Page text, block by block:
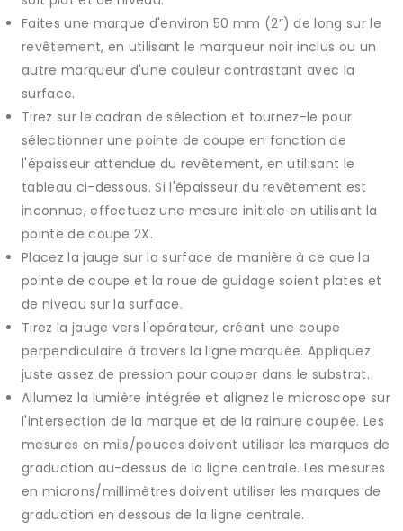
Faites une marque d'environ 50 mm (2”) de long sur le
revêtement, en utilisant le marqueur noir inclus ou un
autre marqueur d'une couleur contrastant avec la
surface.
Tirez sur le cadran de sélection et tournez-le pour
sélectionner une pointe de coupe en fonction de
l'épaisseur attendue du revêtement, en utilisant le
tableau ci-dessous. Si l'épaisseur du revêtement est
inconnue, effectuez une mesure initiale en utilisant la
pointe de coupe 2X.
Placez la jauge sur la surface de manière à ce que la
pointe de coupe et la roue de guidage soient plates et
de niveau sur la surface.
Tirez la jauge vers l'opérateur, créant une coupe
perpendiculaire à travers la ligne marquée. Appliquez
juste assez de pression pour couper dans le substrat.
Allumez la lumière intégrée et alignez le microscope sur
l'intersection de la marque et de la rainure coupée. Les
mesures en mils/pouces doivent utiliser les marques de
graduation au-dessus de la ligne centrale. Les mesures
en microns/millimètres doivent utiliser les marques de
graduation en dessous de la ligne centrale.